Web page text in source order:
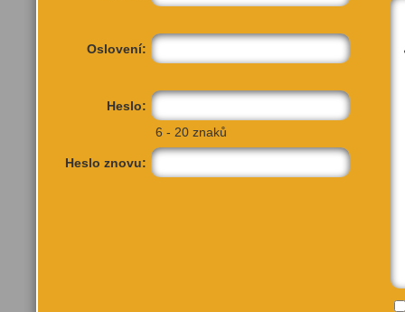
Oslovení:
Heslo:
6 - 20 znaků
Heslo znovu: